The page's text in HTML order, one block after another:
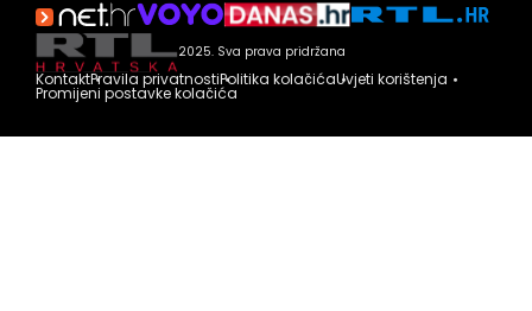
2025. Sva prava pridržana
KontaktPravila privatnostiPolitika kolačićaUvjeti korištenja
Promijeni postavke kolačića